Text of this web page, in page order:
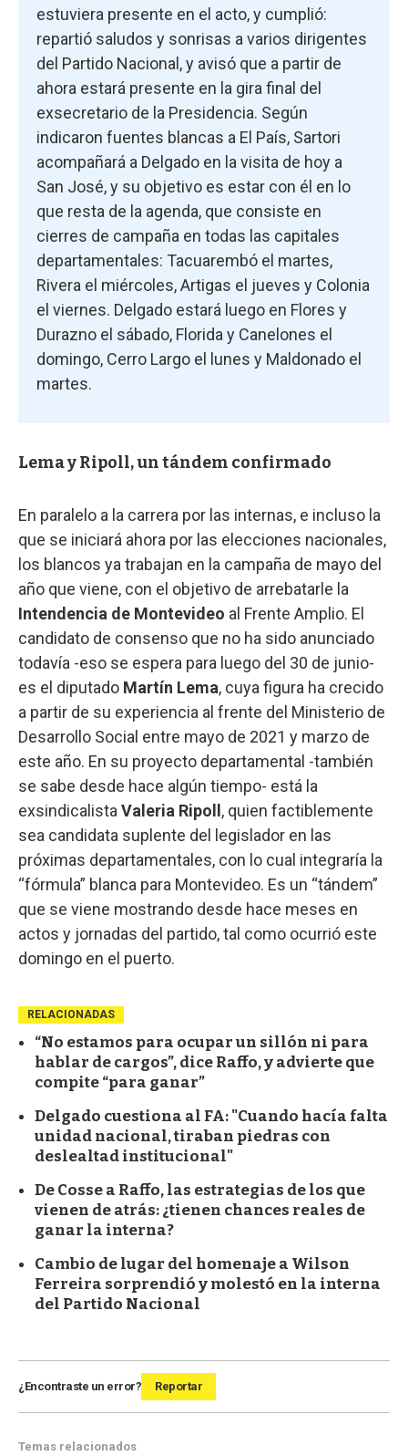
estuviera presente en el acto, y cumplió:
repartió saludos y sonrisas a varios dirigentes
del Partido Nacional, y avisó que a partir de
ahora estará presente en la gira final del
exsecretario de la Presidencia. Según
indicaron fuentes blancas a El País, Sartori
acompañará a Delgado en la visita de hoy a
San José, y su objetivo es estar con él en lo
que resta de la agenda, que consiste en
cierres de campaña en todas las capitales
departamentales: Tacuarembó el martes,
Rivera el miércoles, Artigas el jueves y Colonia
el viernes. Delgado estará luego en Flores y
Durazno el sábado, Florida y Canelones el
domingo, Cerro Largo el lunes y Maldonado el
martes.
Lema y Ripoll, un tándem confirmado
En paralelo a la carrera por las internas, e incluso la
que se iniciará ahora por las elecciones nacionales,
los blancos ya trabajan en la campaña de mayo del
año que viene, con el objetivo de arrebatarle la
Intendencia de Montevideo al Frente Amplio. El
candidato de consenso que no ha sido anunciado
todavía -eso se espera para luego del 30 de junio-
es el diputado Martín Lema, cuya figura ha crecido
a partir de su experiencia al frente del Ministerio de
Desarrollo Social entre mayo de 2021 y marzo de
este año. En su proyecto departamental -también
se sabe desde hace algún tiempo- está la
exsindicalista Valeria Ripoll , quien factiblemente
sea candidata suplente del legislador en las
próximas departamentales, con lo cual integraría la
“fórmula” blanca para Montevideo. Es un “tándem”
que se viene mostrando desde hace meses en
actos y jornadas del partido, tal como ocurrió este
domingo en el puerto.
RELACIONADAS
“No estamos para ocupar un sillón ni para
hablar de cargos”, dice Raffo, y advierte que
compite “para ganar”
Delgado cuestiona al FA: "Cuando hacía falta
unidad nacional, tiraban piedras con
deslealtad institucional"
De Cosse a Raffo, las estrategias de los que
vienen de atrás: ¿tienen chances reales de
ganar la interna?
Cambio de lugar del homenaje a Wilson
Ferreira sorprendió y molestó en la interna
del Partido Nacional
¿Encontraste un error? Reportar
Temas relacionados